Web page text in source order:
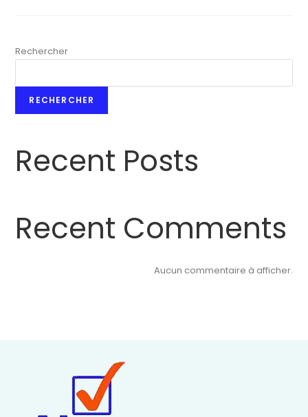
Rechercher
RECHERCHER
Recent Posts
Recent Comments
Aucun commentaire à afficher.